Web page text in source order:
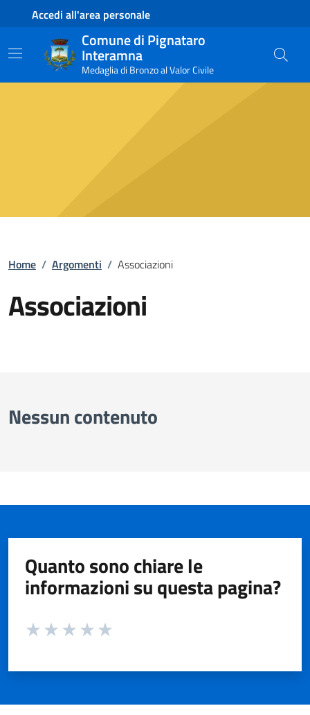
Contenuto principale
Piede di paginaAccedi all'area personale
Comune di Pignataro
Interamna
Medaglia di Bronzo al Valor Civile
Home / Argomenti / Associazioni
Associazioni
Nessun contenuto
Quanto sono chiare le
informazioni su questa pagina?
Valuta da 1 a 5 stelle la pagina